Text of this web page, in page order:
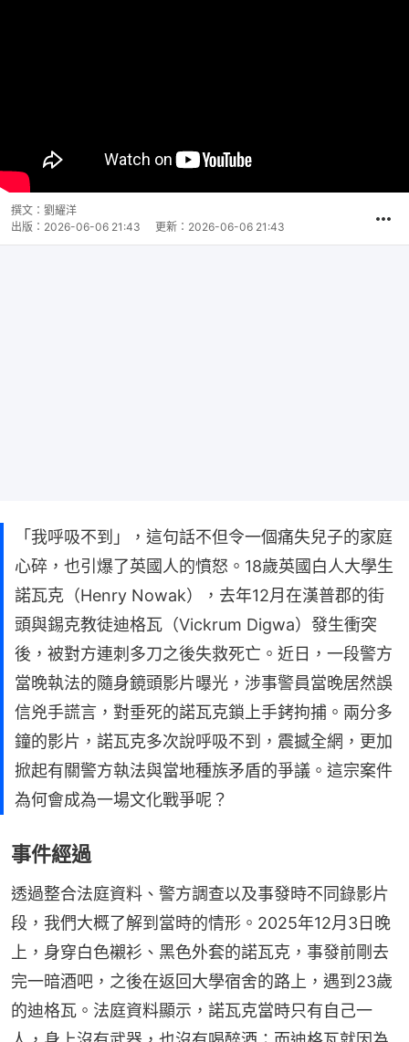
撰文： 劉耀洋
出版： 2026-06-06 21:43 更新： 2026-06-06 21:43
「我呼吸不到」，這句話不但令一個痛失兒子的家庭
心碎，也引爆了英國人的憤怒。18歲英國白人大學生
諾瓦克（Henry Nowak），去年12月在漢普郡的街
頭與錫克教徒迪格瓦（Vickrum Digwa）發生衝突
後，被對方連刺多刀之後失救死亡。近日，一段警方
當晚執法的隨身鏡頭影片曝光，涉事警員當晚居然誤
信兇手謊言，對垂死的諾瓦克鎖上手銬拘捕。兩分多
鐘的影片，諾瓦克多次說呼吸不到，震撼全網，更加
掀起有關警方執法與當地種族矛盾的爭議。這宗案件
為何會成為一場文化戰爭呢？
事件經過
透過整合法庭資料、警方調查以及事發時不同錄影片
段，我們大概了解到當時的情形。2025年12月3日晚
上，身穿白色襯衫、黑色外套的諾瓦克，事發前剛去
完一暗酒吧，之後在返回大學宿舍的路上，遇到23歲
的迪格瓦。法庭資料顯示，諾瓦克當時只有自己一